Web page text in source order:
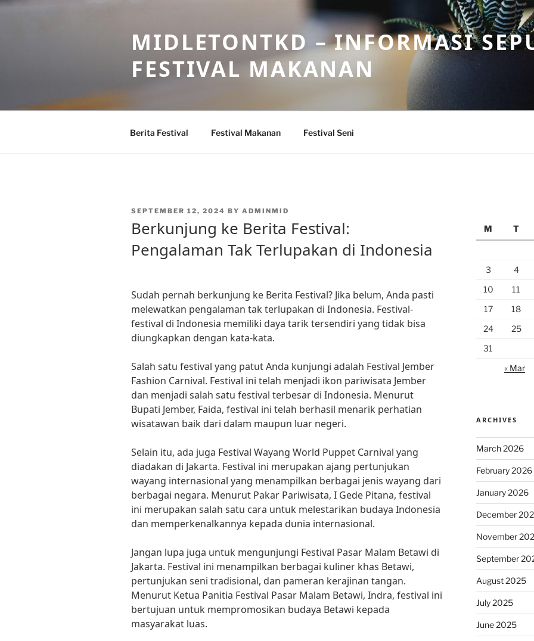
Skip
MIDLETONTKD – INFORMASI
FESTIVAL MAKANAN
Berita Festival Festival Makanan Festival Seni
POSTED
SEPTEMBER 12, 2024 BY ADMINMID
Berkunjung ke Berita Festival:
Pengalaman Tak Terlupakan di Indonesia
Sudah pernah berkunjung ke Berita Festival? Jika belum, Anda pasti
melewatkan pengalaman tak terlupakan di Indonesia. Festival-
festival di Indonesia memiliki daya tarik tersendiri yang tidak bisa
diungkapkan dengan kata-kata.
Salah satu festival yang patut Anda kunjungi adalah Festival Jember
Fashion Carnival. Festival ini telah menjadi ikon pariwisata Jember
dan menjadi salah satu festival terbesar di Indonesia. Menurut
Bupati Jember, Faida, festival ini telah berhasil menarik perhatian
wisatawan baik dari dalam maupun luar negeri.
Selain itu, ada juga Festival Wayang World Puppet Carnival yang
diadakan di Jakarta. Festival ini merupakan ajang pertunjukan
wayang internasional yang menampilkan berbagai jenis wayang dari
berbagai negara. Menurut Pakar Pariwisata, I Gede Pitana, festival
ini merupakan salah satu cara untuk melestarikan budaya Indonesia
dan memperkenalkannya kepada dunia internasional.
Jangan lupa juga untuk mengunjungi Festival Pasar Malam Betawi di
Jakarta. Festival ini menampilkan berbagai kuliner khas Betawi,
pertunjukan seni tradisional, dan pameran kerajinan tangan.
Menurut Ketua Panitia Festival Pasar Malam Betawi, Indra, festival ini
bertujuan untuk mempromosikan budaya Betawi kepada
masyarakat luas.
M
T
3
4
10
11
17
18
24
25
31
« Mar
ARCHIVES
March 2026
February 2026
January 2026
December
November
September
August 2025
July 2025
June 2025